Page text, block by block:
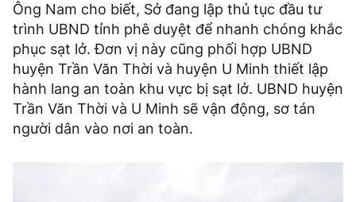
Ông Nam cho biết, Sở đang lập thủ tục đầu tư
trình UBND tỉnh phê duyệt để nhanh chóng khắc
phục sạt lở. Đơn vị này cũng phối hợp UBND
huyện Trần Văn Thời và huyện U Minh thiết lập
hành lang an toàn khu vực bị sạt lở. UBND huyện
Trần Văn Thời và U Minh sẽ vận động, sơ tán
người dân vào nơi an toàn.